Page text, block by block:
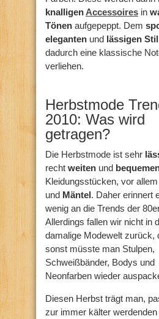
knalligen Accessoires in
Tönen aufgepeppt. Dem
eleganten und lässigen Stil
dadurch eine klassische
verliehen.
Herbstmode
2010: Was wird
getragen?
Die Herbstmode ist sehr
recht weiten und
Kleidungsstücken, vor allem
und Mäntel. Daher erinnert
wenig an die Trends der
Allerdings fallen wir nicht in
damalige Modewelt zurück,
sonst müsste man Stulpen,
Schweißbänder, Bodys und
Neonfarben wieder
Diesen Herbst trägt man,
zur immer kälter werdenden